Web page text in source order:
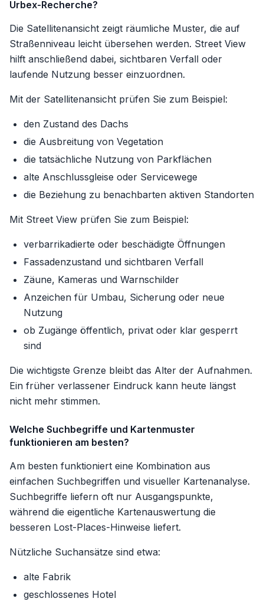
Urbex-Recherche?
Die Satellitenansicht zeigt räumliche Muster, die auf
Straßenniveau leicht übersehen werden. Street View
hilft anschließend dabei, sichtbaren Verfall oder
laufende Nutzung besser einzuordnen.
Mit der Satellitenansicht prüfen Sie zum Beispiel:
den Zustand des Dachs
die Ausbreitung von Vegetation
die tatsächliche Nutzung von Parkflächen
alte Anschlussgleise oder Servicewege
die Beziehung zu benachbarten aktiven Standorten
Mit Street View prüfen Sie zum Beispiel:
verbarrikadierte oder beschädigte Öffnungen
Fassadenzustand und sichtbaren Verfall
Zäune, Kameras und Warnschilder
Anzeichen für Umbau, Sicherung oder neue
Nutzung
ob Zugänge öffentlich, privat oder klar gesperrt
sind
Die wichtigste Grenze bleibt das Alter der Aufnahmen.
Ein früher verlassener Eindruck kann heute längst
nicht mehr stimmen.
Welche Suchbegriffe und Kartenmuster
funktionieren am besten?
Am besten funktioniert eine Kombination aus
einfachen Suchbegriffen und visueller Kartenanalyse.
Suchbegriffe liefern oft nur Ausgangspunkte,
während die eigentliche Kartenauswertung die
besseren Lost-Places-Hinweise liefert.
Nützliche Suchansätze sind etwa:
alte Fabrik
geschlossenes Hotel